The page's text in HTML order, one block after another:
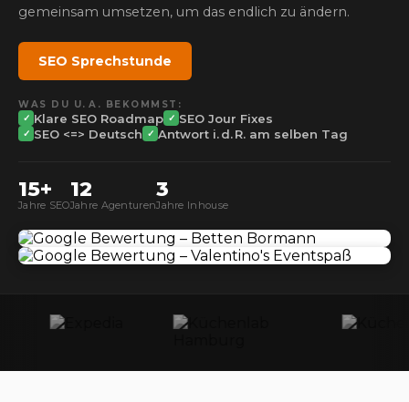
gemeinsam umsetzen, um das endlich zu ändern.
SEO Sprechstunde
WAS DU U. A. BEKOMMST:
✓ Klare SEO Roadmap ✓ SEO Jour Fixes
✓ SEO <=> Deutsch ✓ Antwort i. d. R. am selben Tag
15+
Jahre SEO
12
Jahre Agenturen
3
Jahre Inhouse